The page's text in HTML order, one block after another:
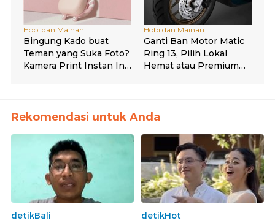
Rekomendasi untuk Anda
detikBali
detikHot